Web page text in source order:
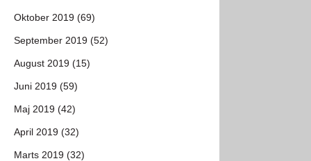
Oktober 2019 (69)
September 2019 (52)
August 2019 (15)
Juni 2019 (59)
Maj 2019 (42)
April 2019 (32)
Marts 2019 (32)